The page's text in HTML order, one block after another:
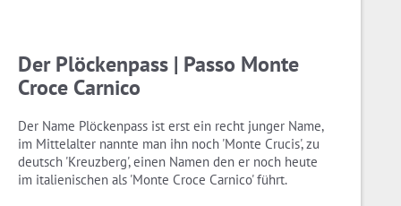
Der Plöckenpass | Passo Monte
Croce Carnico
Der Name Plöckenpass ist erst ein recht junger Name,
im Mittelalter nannte man ihn noch 'Monte Crucis', zu
deutsch 'Kreuzberg', einen Namen den er noch heute
im italienischen als 'Monte Croce Carnico' führt.